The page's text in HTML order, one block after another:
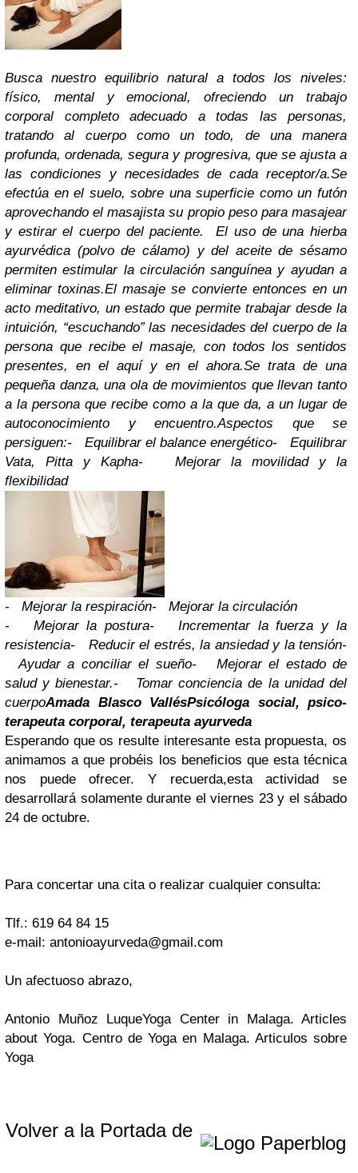
Busca nuestro equilibrio natural a todos los niveles:
físico, mental y emocional, ofreciendo un trabajo
corporal completo adecuado a todas las personas,
tratando al cuerpo como un todo, de una manera
profunda, ordenada, segura y progresiva, que se ajusta a
las condiciones y necesidades de cada receptor/a.Se
efectúa en el suelo, sobre una superficie como un futón
aprovechando el masajista su propio peso para masajear
y estirar el cuerpo del paciente. El uso de una hierba
ayurvédica (polvo de cálamo) y del aceite de sésamo
permiten estimular la circulación sanguínea y ayudan a
eliminar toxinas.El masaje se convierte entonces en un
acto meditativo, un estado que permite trabajar desde la
intuición, “escuchando” las necesidades del cuerpo de la
persona que recibe el masaje, con todos los sentidos
presentes, en el aquí y en el ahora.Se trata de una
pequeña danza, una ola de movimientos que llevan tanto
a la persona que recibe como a la que da, a un lugar de
autoconocimiento y encuentro.Aspectos que se
persiguen:- Equilibrar el balance energético- Equilibrar
Vata, Pitta y Kapha- Mejorar la movilidad y la
flexibilidad
- Mejorar la respiración- Mejorar la circulación
- Mejorar la postura- Incrementar la fuerza y la
resistencia- Reducir el estrés, la ansiedad y la tensión-
Ayudar a conciliar el sueño- Mejorar el estado de
salud y bienestar.- Tomar conciencia de la unidad del
cuerpoAmada Blasco VallésPsicóloga social, psico-
terapeuta corporal, terapeuta ayurveda
Esperando que os resulte interesante esta propuesta, os
animamos a que probéis los beneficios que esta técnica
nos puede ofrecer. Y recuerda,esta actividad se
desarrollará solamente durante el viernes 23 y el sábado
24 de octubre.
Para concertar una cita o realizar cualquier consulta:
Tlf.: 619 64 84 15
e-mail: antonioayurveda@gmail.com
Un afectuoso abrazo,
Antonio Muñoz LuqueYoga Center in Malaga. Articles
about Yoga. Centro de Yoga en Malaga. Articulos sobre
Yoga
Volver a la Portada de